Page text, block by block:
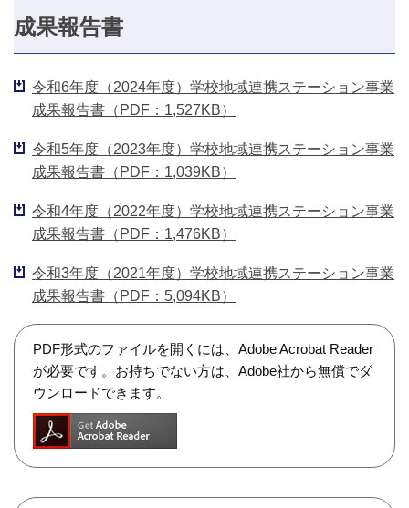
成果報告書
令和6年度（2024年度）学校地域連携ステーション事業
成果報告書（PDF：1,527KB）
令和5年度（2023年度）学校地域連携ステーション事業
成果報告書（PDF：1,039KB）
令和4年度（2022年度）学校地域連携ステーション事業
成果報告書（PDF：1,476KB）
令和3年度（2021年度）学校地域連携ステーション事業
成果報告書（PDF：5,094KB）
PDF形式のファイルを開くには、Adobe Acrobat Reader
が必要です。お持ちでない方は、Adobe社から無償でダ
ウンロードできます。